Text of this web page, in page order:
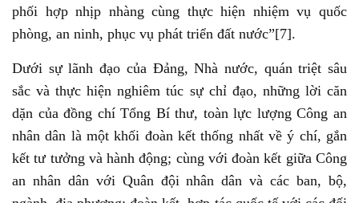
phối hợp nhịp nhàng cùng thực hiện nhiệm vụ quốc
phòng, an ninh, phục vụ phát triển đất nước”[7].
Dưới sự lãnh đạo của Đảng, Nhà nước, quán triệt sâu
sắc và thực hiện nghiêm túc sự chỉ đạo, những lời căn
dặn của đồng chí Tổng Bí thư, toàn lực lượng Công an
nhân dân là một khối đoàn kết thống nhất về ý chí, gắn
kết tư tưởng và hành động; cùng với đoàn kết giữa Công
an nhân dân với Quân đội nhân dân và các ban, bộ,